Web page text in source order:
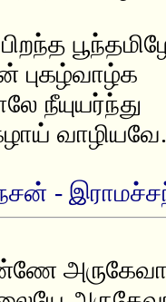
புகழ்வாழ்க
நீயுயர்ந்து
வாழியவே.
-